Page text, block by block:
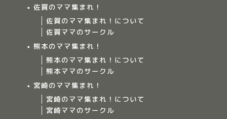
佐賀のママ集まれ！
佐賀のママ集まれ！について
佐賀ママのサークル
熊本のママ集まれ！
熊本のママ集まれ！について
熊本ママのサークル
宮崎のママ集まれ！
宮崎のママ集まれ！について
宮崎ママのサークル
ママ集まれ！について